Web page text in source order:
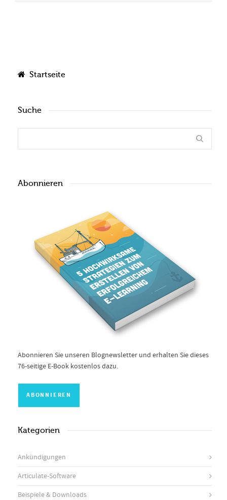
Startseite
Suche
Abonnieren
Abonnieren Sie unseren Blognewsletter und erhalten Sie dieses
76-seitige E-Book kostenlos dazu.
Kategorien
Ankündigungen
Articulate-Software
Beispiele & Downloads